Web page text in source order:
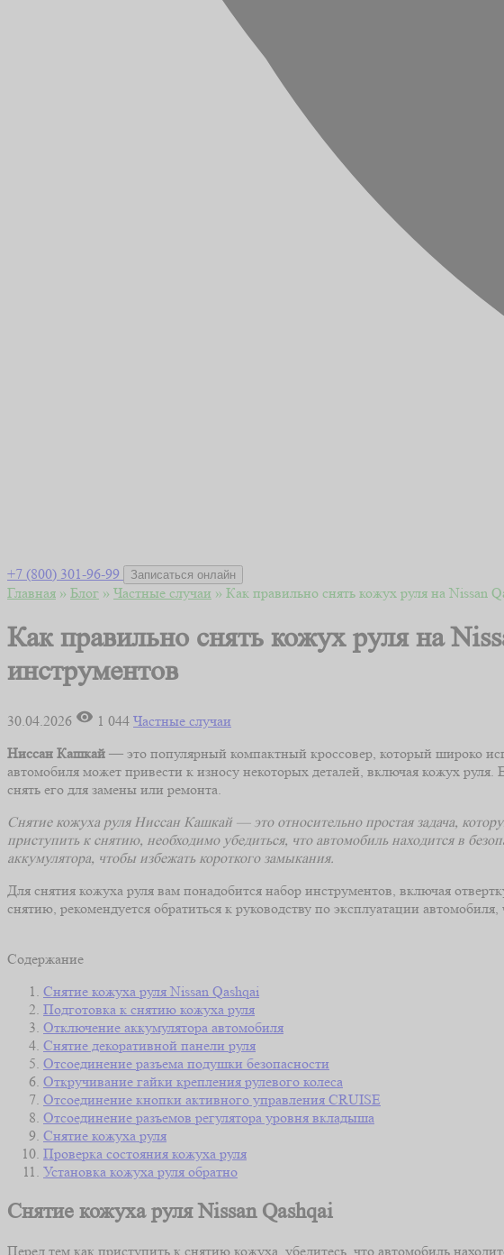
+7 (800) 301-96-99 Записаться онлайн
Главная » Блог » Частные случаи » Как правильно снять кожух руля на Nissan
Как правильно снять кожух руля на
инструментов
30.04.2026 1 044 Частные случаи
Ниссан Кашкай — это популярный компактный кроссовер, который широко
автомобиля может привести к износу некоторых деталей, включая кожух
снять его для замены или ремонта.
Снятие кожуха руля Ниссан Кашкай — это относительно простая задача,
приступить к снятию, необходимо убедиться, что автомобиль находится в
аккумулятора, чтобы избежать короткого замыкания.
Для снятия кожуха руля вам понадобится набор инструментов, включая
снятию, рекомендуется обратиться к руководству по эксплуатации
Содержание
Снятие кожуха руля Nissan Qashqai
Подготовка к снятию кожуха руля
Отключение аккумулятора автомобиля
Снятие декоративной панели руля
Отсоединение разъема подушки безопасности
Откручивание гайки крепления рулевого колеса
Отсоединение кнопки активного управления CRUISE
Отсоединение разъемов регулятора уровня вкладыша
Снятие кожуха руля
Проверка состояния кожуха руля
Установка кожуха руля обратно
Снятие кожуха руля Nissan Qashqai
Перед тем как приступить к снятию кожуха, убедитесь, что автомобиль